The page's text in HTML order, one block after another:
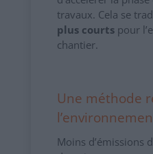
travaux. Cela se
plus courtspour
chantier.
Une méthode
Moins d’émissions